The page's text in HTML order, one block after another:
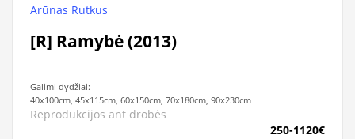
Arūnas Rutkus
[R] Ramybė (2013)
Galimi dydžiai:
40x100cm, 45x115cm, 60x150cm, 70x180cm, 90x230cm
Reprodukcijos ant drobės
250-1120€